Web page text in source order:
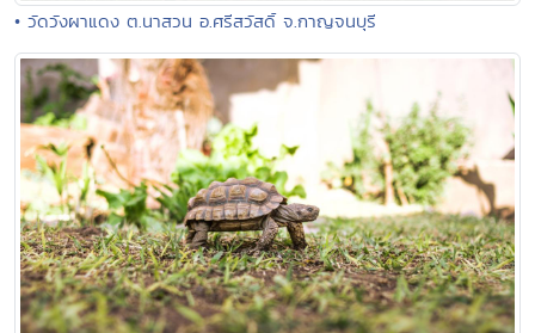
• วัดวังผาแดง ต.นาสวน อ.ศรีสวัสดิ์ จ.กาญจนบุรี